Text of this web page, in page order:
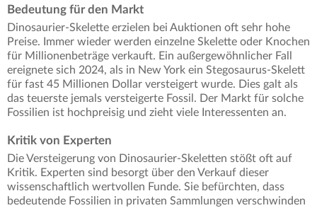
Bedeutung für den Markt
Dinosaurier-Skelette erzielen bei Auktionen oft sehr hohe
Preise. Immer wieder werden einzelne Skelette oder Knochen
für Millionenbeträge verkauft. Ein außergewöhnlicher Fall
ereignete sich 2024, als in New York ein Stegosaurus-Skelett
für fast 45 Millionen Dollar versteigert wurde. Dies galt als
das teuerste jemals versteigerte Fossil. Der Markt für solche
Fossilien ist hochpreisig und zieht viele Interessenten an.
Kritik von Experten
Die Versteigerung von Dinosaurier-Skeletten stößt oft auf
Kritik. Experten sind besorgt über den Verkauf dieser
wissenschaftlich wertvollen Funde. Sie befürchten, dass
bedeutende Fossilien in privaten Sammlungen verschwinden